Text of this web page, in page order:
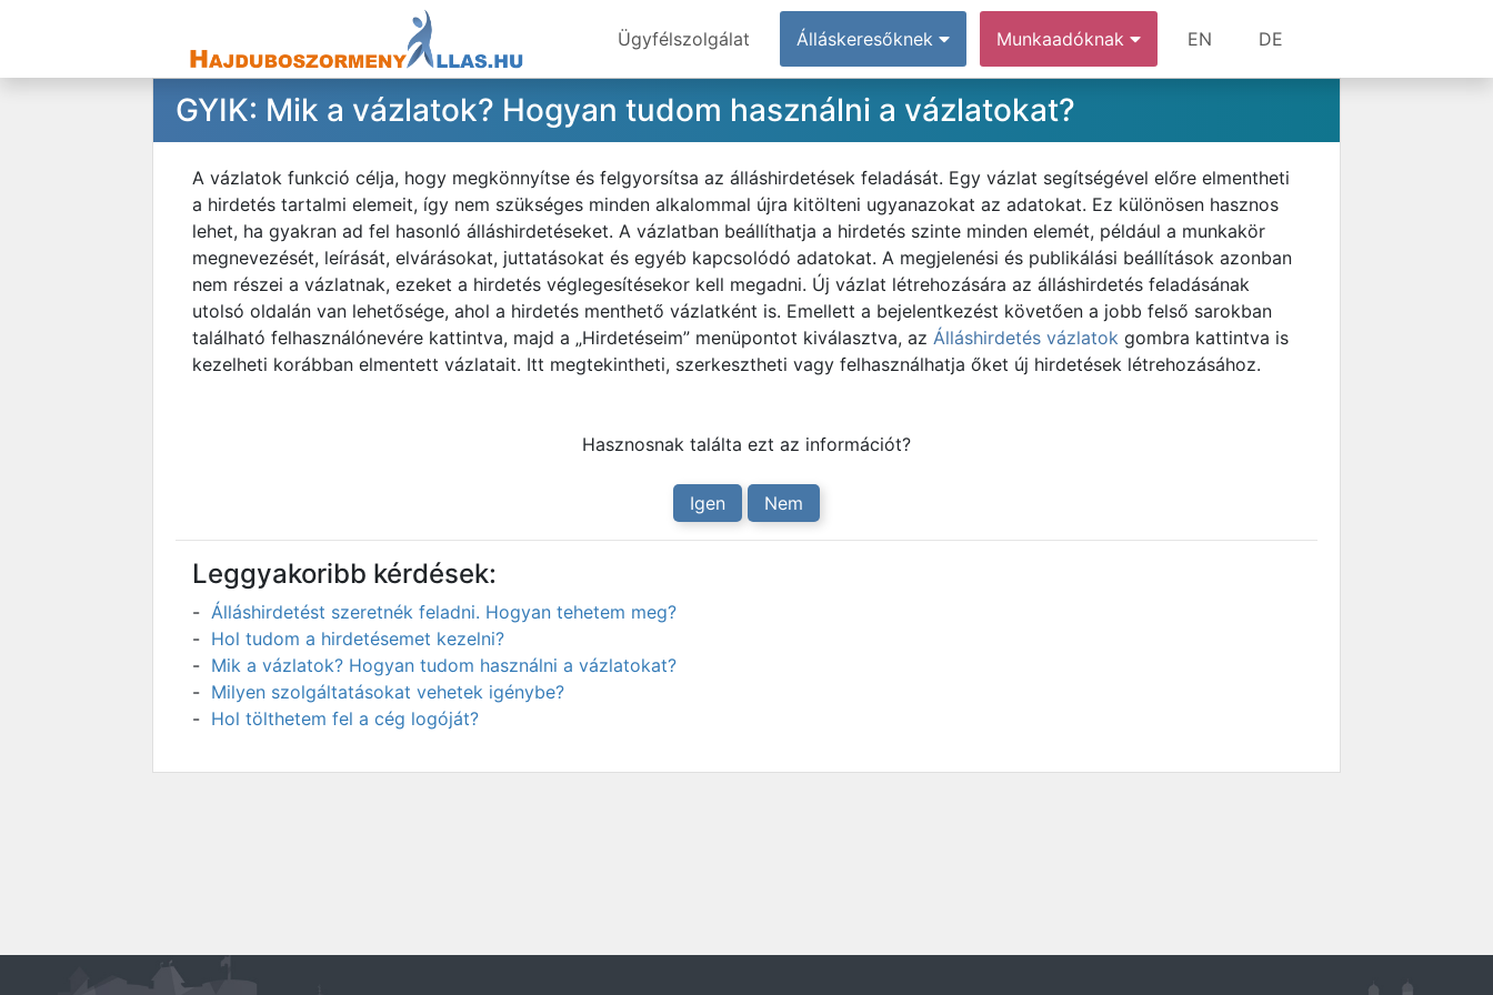
Ügyfélszolgálat Álláskeresőknek Munkaadóknak EN DE
GYIK: Mik a vázlatok? Hogyan tudom használni a vázlatokat?
A vázlatok funkció célja, hogy megkönnyítse és felgyorsítsa az álláshirdetések feladását. Egy vázlat segítségével előre elmentheti
a hirdetés tartalmi elemeit, így nem szükséges minden alkalommal újra kitölteni ugyanazokat az adatokat. Ez különösen hasznos
lehet, ha gyakran ad fel hasonló álláshirdetéseket. A vázlatban beállíthatja a hirdetés szinte minden elemét, például a munkakör
megnevezését, leírását, elvárásokat, juttatásokat és egyéb kapcsolódó adatokat. A megjelenési és publikálási beállítások azonban
nem részei a vázlatnak, ezeket a hirdetés véglegesítésekor kell megadni. Új vázlat létrehozására az álláshirdetés feladásának
utolsó oldalán van lehetősége, ahol a hirdetés menthető vázlatként is. Emellett a bejelentkezést követően a jobb felső sarokban
található felhasználónevére kattintva, majd a „Hirdetéseim” menüpontot kiválasztva, az Álláshirdetés vázlatok gombra kattintva is
kezelheti korábban elmentett vázlatait. Itt megtekintheti, szerkesztheti vagy felhasználhatja őket új hirdetések létrehozásához.
Hasznosnak találta ezt az információt?
Igen Nem
Leggyakoribb kérdések:
Álláshirdetést szeretnék feladni. Hogyan tehetem meg?
Hol tudom a hirdetésemet kezelni?
Mik a vázlatok? Hogyan tudom használni a vázlatokat?
Milyen szolgáltatásokat vehetek igénybe?
Hol tölthetem fel a cég logóját?